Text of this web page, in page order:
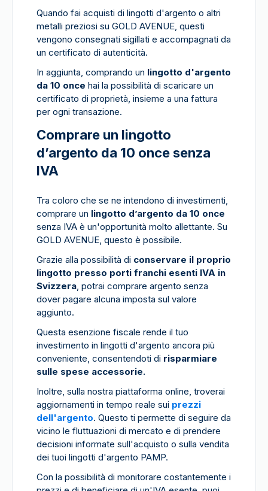
Quando fai acquisti di lingotti d'argento o altri
metalli preziosi su GOLD AVENUE, questi
vengono consegnati sigillati e accompagnati da
un certificato di autenticità.
In aggiunta, comprando un lingotto d'argento
da 10 once hai la possibilità di scaricare un
certificato di proprietà, insieme a una fattura
per ogni transazione.
Comprare un lingotto
d’argento da 10 once senza
IVA
Tra coloro che se ne intendono di investimenti,
comprare un lingotto d’argento da 10 once
senza IVA è un'opportunità molto allettante. Su
GOLD AVENUE, questo è possibile.
Grazie alla possibilità di conservare il proprio
lingotto presso porti franchi esenti IVA in
Svizzera, potrai comprare argento senza
dover pagare alcuna imposta sul valore
aggiunto.
Questa esenzione fiscale rende il tuo
investimento in lingotti d'argento ancora più
conveniente, consentendoti di risparmiare
sulle spese accessorie.
Inoltre, sulla nostra piattaforma online, troverai
aggiornamenti in tempo reale sui prezzi
dell'argento. Questo ti permette di seguire da
vicino le fluttuazioni di mercato e di prendere
decisioni informate sull'acquisto o sulla vendita
dei tuoi lingotti d'argento PAMP.
Con la possibilità di monitorare costantemente i